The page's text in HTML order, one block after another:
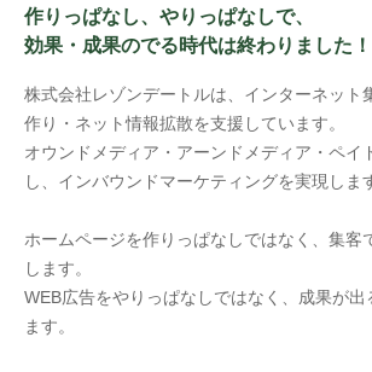
作りっぱなし、やりっぱなしで、
効果・成果のでる時代は終わりました！
株式会社レゾンデートルは、インターネット
作り・ネット情報拡散を支援しています。
オウンドメディア・アーンドメディア・ペイ
し、インバウンドマーケティングを実現しま
ホームページを作りっぱなしではなく、集客
します。
WEB広告をやりっぱなしではなく、成果が出
ます。